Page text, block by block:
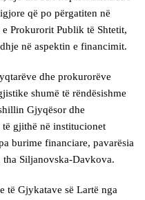
që po përgatiten në
Prokurorit Publik të Shtetit,
në aspektin e financimit.
dhe prokurorëve
shumë të rëndësishme
Gjyqësor dhe
të gjithë në institucionet
burime financiare, pavarësia
Siljanovska-Davkova.
të Gjykatave së Lartë nga